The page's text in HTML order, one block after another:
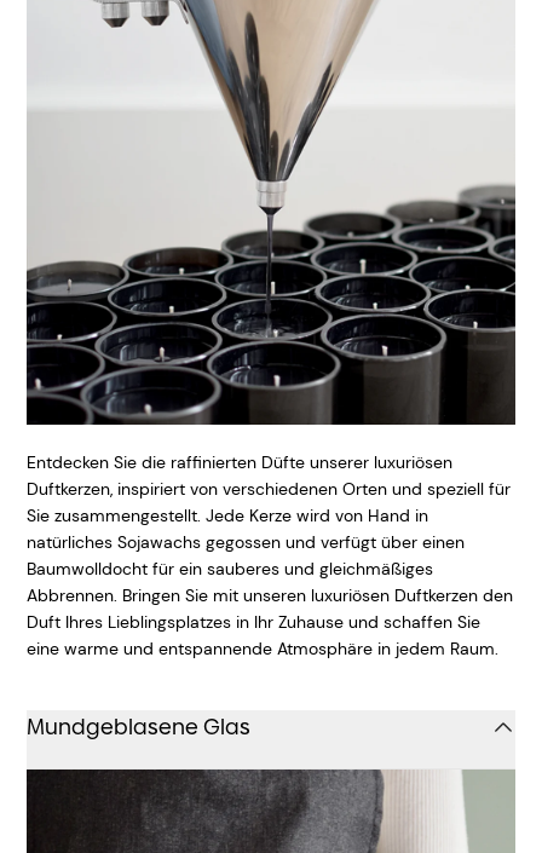
Entdecken Sie die raffinierten Düfte unserer luxuriösen
Duftkerzen, inspiriert von verschiedenen Orten und speziell für
Sie zusammengestellt. Jede Kerze wird von Hand in
natürliches Sojawachs gegossen und verfügt über einen
Baumwolldocht für ein sauberes und gleichmäßiges
Abbrennen. Bringen Sie mit unseren luxuriösen Duftkerzen den
Duft Ihres Lieblingsplatzes in Ihr Zuhause und schaffen Sie
eine warme und entspannende Atmosphäre in jedem Raum.
Mundgeblasene Glas